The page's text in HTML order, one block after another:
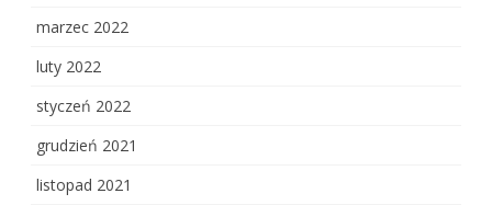
marzec 2022
luty 2022
styczeń 2022
grudzień 2021
listopad 2021